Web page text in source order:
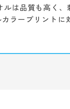
は品質も高く
ラープリントに